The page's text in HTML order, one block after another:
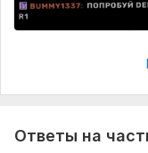
Ответы на
Юрий
первый
допилили